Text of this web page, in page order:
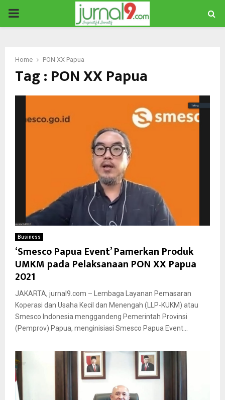
PRIMARY
Home PON XX Papua
Tag : PON XX Papua
Business
‘Smesco Papua Event’ Pamerkan Produk
UMKM pada Pelaksanaan PON XX Papua
2021
JAKARTA, jurnal9.com – Lembaga Layanan Pemasaran
Koperasi dan Usaha Kecil dan Menengah (LLP-KUKM) atau
Smesco Indonesia menggandeng Pemerintah Provinsi
(Pemprov) Papua, menginisiasi Smesco Papua Event...